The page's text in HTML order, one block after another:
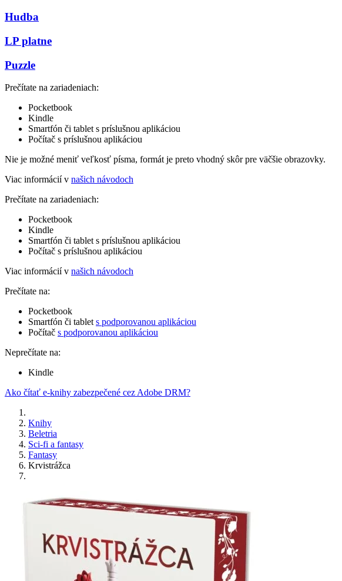
Hudba
LP platne
Puzzle
Prečítate na zariadeniach:
Pocketbook
Kindle
Smartfón či tablet s príslušnou aplikáciou
Počítač s príslušnou aplikáciou
Nie je možné meniť veľkosť písma, formát je preto vhodný skôr pre väčšie obrazovky.
Viac informácií v našich návodoch
Prečítate na zariadeniach:
Pocketbook
Kindle
Smartfón či tablet s príslušnou aplikáciou
Počítač s príslušnou aplikáciou
Viac informácií v našich návodoch
Prečítate na:
Pocketbook
Smartfón či tablet s podporovanou aplikáciou
Počítač s podporovanou aplikáciou
Neprečítate na:
Kindle
Ako čítať e-knihy zabezpečené cez Adobe DRM?
Knihy
Beletria
Sci-fi a fantasy
Fantasy
Krvistrážca